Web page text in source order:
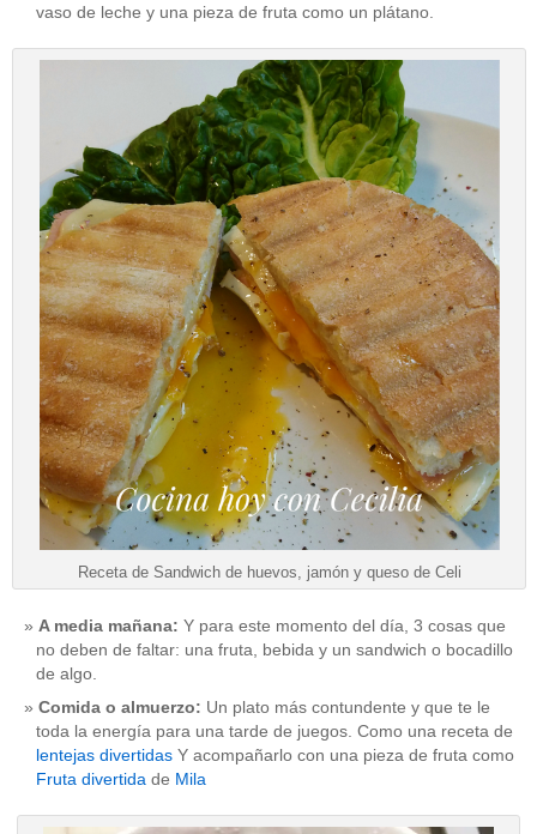
vaso de leche y una pieza de fruta como un plátano.
Receta de Sandwich de huevos, jamón y queso de Celi
A media mañana: Y para este momento del día, 3 cosas que
no deben de faltar: una fruta, bebida y un sandwich o bocadillo
de algo.
Comida o almuerzo: Un plato más contundente y que te le
toda la energía para una tarde de juegos. Como una receta de
lentejas divertidas Y acompañarlo con una pieza de fruta como
Fruta divertida de Mila